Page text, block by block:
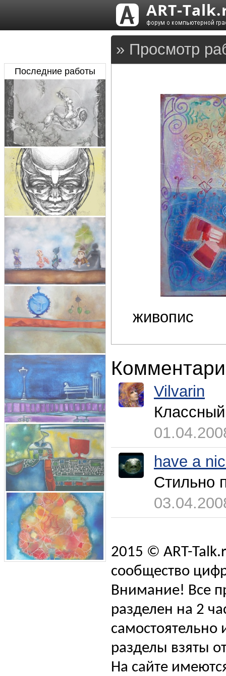
» Просмотр
живопис
Vilvarin
have a
Стильно
Последние работы
2015 © ART-
сообщество
Внимание! Все
разделен на 2
самостоятельно
разделы взяты
На сайте